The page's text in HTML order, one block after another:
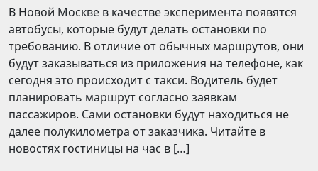
В Новой Москве в качестве эксперимента появятся
автобусы, которые будут делать остановки по
требованию. В отличие от обычных маршрутов, они
будут заказываться из приложения на телефоне, как
сегодня это происходит с такси. Водитель будет
планировать маршрут согласно заявкам
пассажиров. Сами остановки будут находиться не
далее полукилометра от заказчика. Читайте в
новостях гостиницы на час в […]